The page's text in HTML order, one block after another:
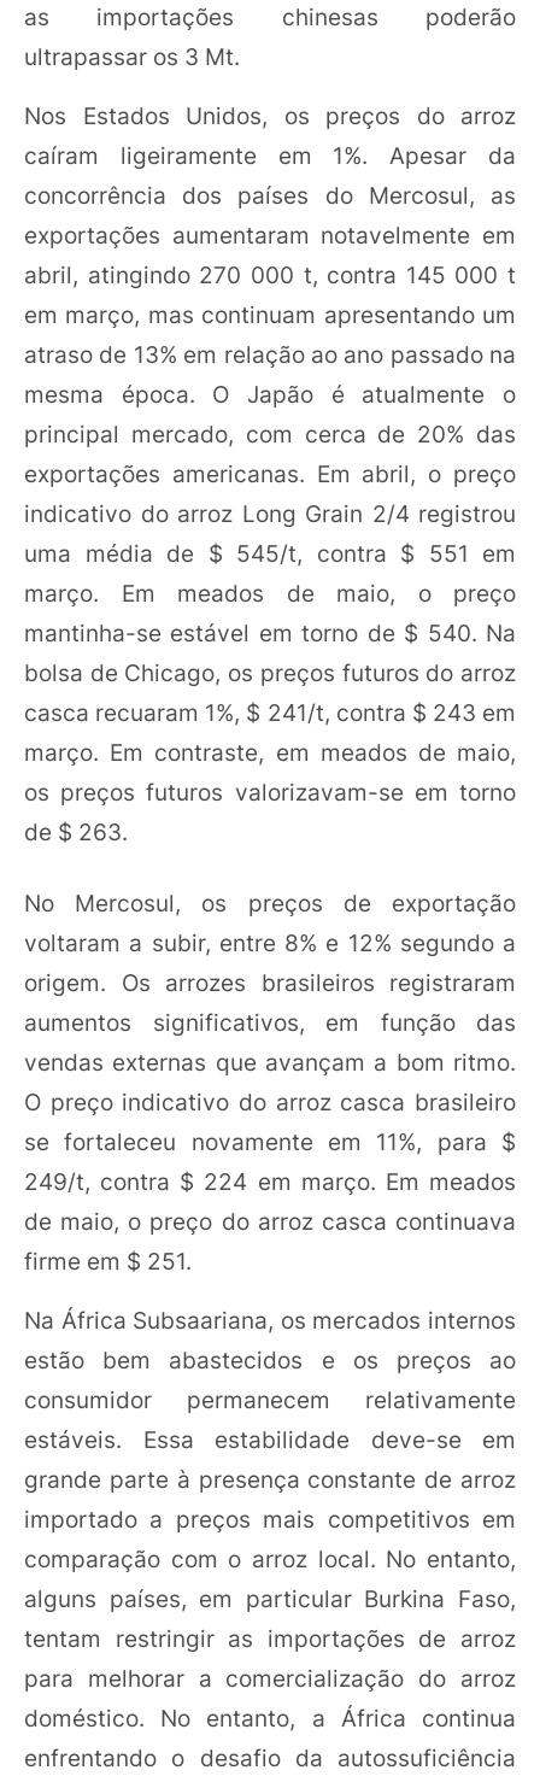
as importações chinesas poderão
ultrapassar os 3 Mt.
Nos Estados Unidos, os preços do arroz
caíram ligeiramente em 1%. Apesar da
concorrência dos países do Mercosul, as
exportações aumentaram notavelmente em
abril, atingindo 270 000 t, contra 145 000 t
em março, mas continuam apresentando um
atraso de 13% em relação ao ano passado na
mesma época. O Japão é atualmente o
principal mercado, com cerca de 20% das
exportações americanas. Em abril, o preço
indicativo do arroz Long Grain 2/4 registrou
uma média de $ 545/t, contra $ 551 em
março. Em meados de maio, o preço
mantinha-se estável em torno de $ 540. Na
bolsa de Chicago, os preços futuros do arroz
casca recuaram 1%, $ 241/t, contra $ 243 em
março. Em contraste, em meados de maio,
os preços futuros valorizavam-se em torno
de $ 263.
No Mercosul, os preços de exportação
voltaram a subir, entre 8% e 12% segundo a
origem. Os arrozes brasileiros registraram
aumentos significativos, em função das
vendas externas que avançam a bom ritmo.
O preço indicativo do arroz casca brasileiro
se fortaleceu novamente em 11%, para $
249/t, contra $ 224 em março. Em meados
de maio, o preço do arroz casca continuava
firme em $ 251.
Na África Subsaariana, os mercados internos
estão bem abastecidos e os preços ao
consumidor permanecem relativamente
estáveis. Essa estabilidade deve-se em
grande parte à presença constante de arroz
importado a preços mais competitivos em
comparação com o arroz local. No entanto,
alguns países, em particular Burkina Faso,
tentam restringir as importações de arroz
para melhorar a comercialização do arroz
doméstico. No entanto, a África continua
enfrentando o desafio da autossuficiência